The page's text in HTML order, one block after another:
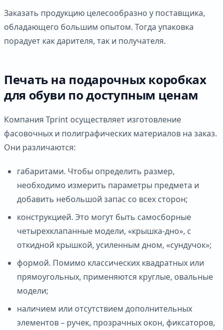
Заказать продукцию целесообразно у поставщика,
обладающего большим опытом. Тогда упаковка
порадует как дарителя, так и получателя.
Печать на подарочных коробках
для обуви по доступным ценам
Компания Tprint осуществляет изготовление
фасовочных и полиграфических материалов на заказ.
Они различаются:
габаритами. Чтобы определить размер,
необходимо измерить параметры предмета и
добавить небольшой запас со всех сторон;
конструкцией. Это могут быть самосборные
четырехклапанные модели, «крышка-дно», с
откидной крышкой, усиленным дном, «сундучок»;
формой. Помимо классических квадратных или
прямоугольных, применяются круглые, овальные
модели;
наличием или отсутствием дополнительных
элементов – ручек, прозрачных окон, фиксаторов,